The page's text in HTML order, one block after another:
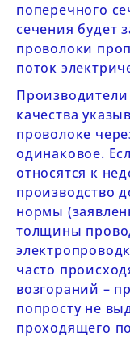
поперечного
сечения будет
проволоки
поток
качества
проволоке
одинаковое.
относятся к
производство
нормы
толщины
часто
возгораний –
попросту не
проходящего